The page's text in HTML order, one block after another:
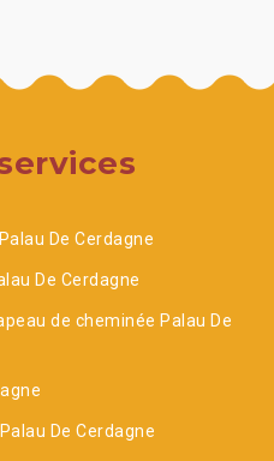
De Cerdagne
De Cerdagne
de cheminée Palau De
De Cerdagne